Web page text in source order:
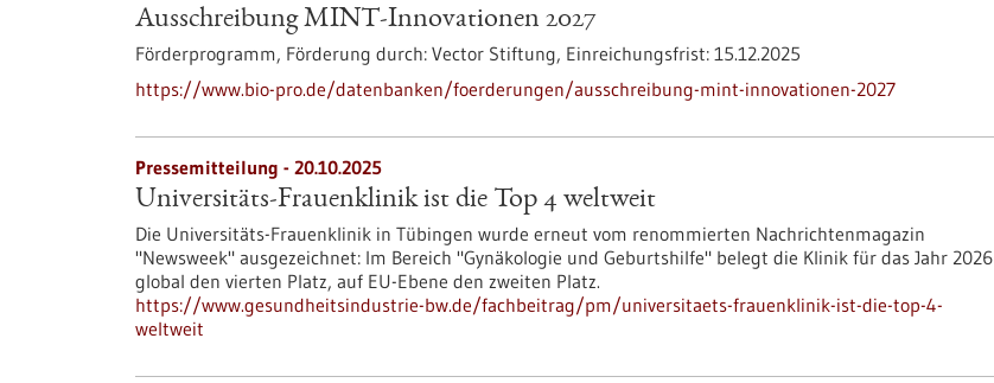
Ausschreibung MINT-Innovationen 2027
Förderprogramm, Förderung durch: Vector Stiftung, Einreichungsfrist: 15.12.2025
https://www.bio-pro.de/datenbanken/foerderungen/ausschreibung-mint-innovationen-2027
Pressemitteilung - 20.10.2025
Universitäts-Frauenklinik ist die Top 4 weltweit
Die Universitäts-Frauenklinik in Tübingen wurde erneut vom renommierten Nachrichtenmagazin
"Newsweek" ausgezeichnet: Im Bereich "Gynäkologie und Geburtshilfe" belegt die Klinik für das Jahr 2026
global den vierten Platz, auf EU-Ebene den zweiten Platz.
https://www.gesundheitsindustrie-bw.de/fachbeitrag/pm/universitaets-frauenklinik-ist-die-top-4-
weltweit